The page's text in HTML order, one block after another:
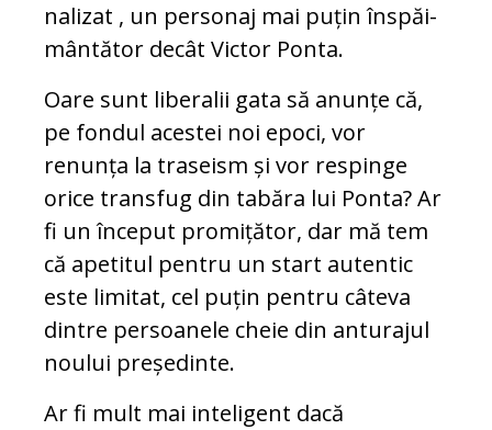
nalizat , un personaj mai puțin înspăi­
mân­tă­tor de­cât Victor Ponta.
Oare sunt liberalii gata să anunțe că,
pe fon­dul acestei noi epoci, vor
renunța la traseism și vor respinge
orice transfug din tabăra lui Ponta? Ar
fi un început pro­mițător, dar mă tem
că apetitul pentru un start autentic
este limitat, cel puțin pen­tru câteva
dintre persoanele cheie din an­turajul
noului președinte.
Ar fi mult mai inteligent dacă